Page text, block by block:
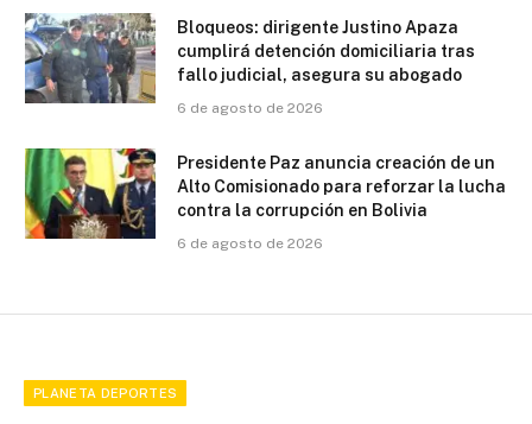
Bloqueos: dirigente Justino Apaza
cumplirá detención domiciliaria tras
fallo judicial, asegura su abogado
6 de agosto de 2026
Presidente Paz anuncia creación de un
Alto Comisionado para reforzar la lucha
contra la corrupción en Bolivia
6 de agosto de 2026
PLANETA DEPORTES